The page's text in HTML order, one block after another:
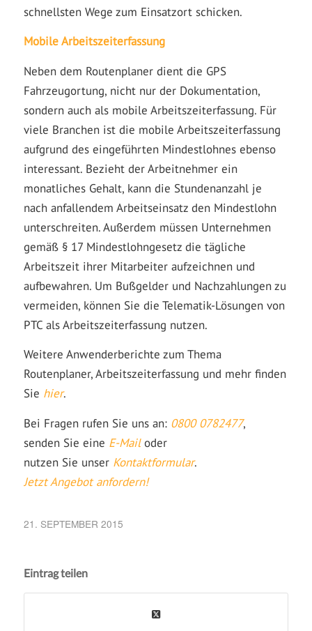
schnellsten Wege zum Einsatzort schicken.
Mobile Arbeitszeiterfassung
Neben dem Routenplaner dient die GPS
Fahrzeugortung, nicht nur der Dokumentation,
sondern auch als mobile Arbeitszeiterfassung. Für
viele Branchen ist die mobile Arbeitszeiterfassung
aufgrund des eingeführten Mindestlohnes ebenso
interessant. Bezieht der Arbeitnehmer ein
monatliches Gehalt, kann die Stundenanzahl je
nach anfallendem Arbeitseinsatz den Mindestlohn
unterschreiten. Außerdem müssen Unternehmen
gemäß § 17 Mindestlohngesetz die tägliche
Arbeitszeit ihrer Mitarbeiter aufzeichnen und
aufbewahren. Um Bußgelder und Nachzahlungen zu
vermeiden, können Sie die Telematik-Lösungen von
PTC als Arbeitszeiterfassung nutzen.
Weitere Anwenderberichte zum Thema
Routenplaner, Arbeitszeiterfassung und mehr finden
Sie hier.
Bei Fragen rufen Sie uns an: 0800 0782477,
senden Sie eine E-Mail oder
nutzen Sie unser Kontaktformular.
Jetzt Angebot anfordern!
21. SEPTEMBER 2015
Eintrag teilen